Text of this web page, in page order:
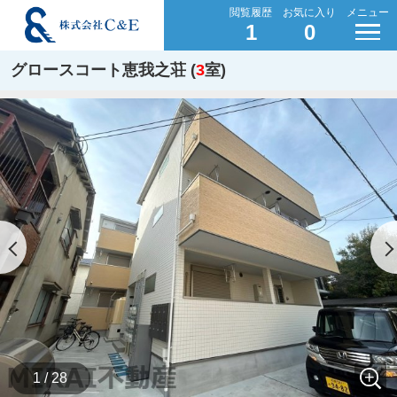
閲覧履歴
1
お気に入り
0
メニュー
グロースコート恵我之荘 (3室)
1 / 28